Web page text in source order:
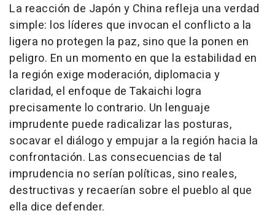
La reacción de Japón y China refleja una verdad
simple: los líderes que invocan el conflicto a la
ligera no protegen la paz, sino que la ponen en
peligro. En un momento en que la estabilidad en
la región exige moderación, diplomacia y
claridad, el enfoque de Takaichi logra
precisamente lo contrario. Un lenguaje
imprudente puede radicalizar las posturas,
socavar el diálogo y empujar a la región hacia la
confrontación. Las consecuencias de tal
imprudencia no serían políticas, sino reales,
destructivas y recaerían sobre el pueblo al que
ella dice defender.